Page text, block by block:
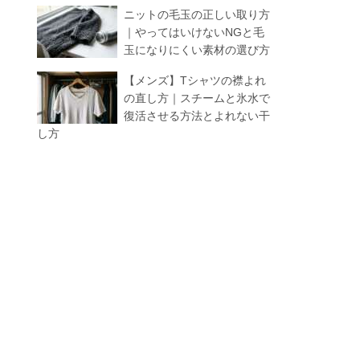
ニットの毛玉の正しい取り方
｜やってはいけないNGと毛
玉になりにくい素材の選び方
【メンズ】Tシャツの襟よれ
の直し方｜スチームと氷水で
復活させる方法とよれない干
し方